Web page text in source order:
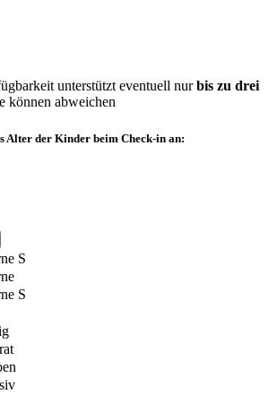
unterstützt eventuell nurbis zu drei
können abweichen
Alter der Kinder beim Check-in an:
S
S